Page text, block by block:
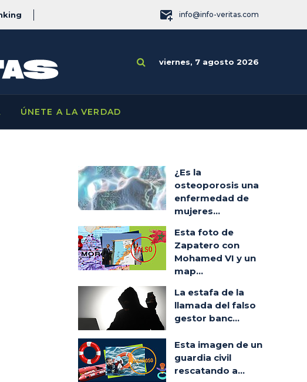
info@info-veritas.com
viernes, 7 agosto 2026
ÚNETE A LA VERDAD
¿Es la
osteoporosis una
enfermedad de
mujeres...
Esta foto de
Zapatero con
Mohamed VI y un
map...
La estafa de la
llamada del falso
gestor banc...
Esta imagen de un
guardia civil
rescatando a...